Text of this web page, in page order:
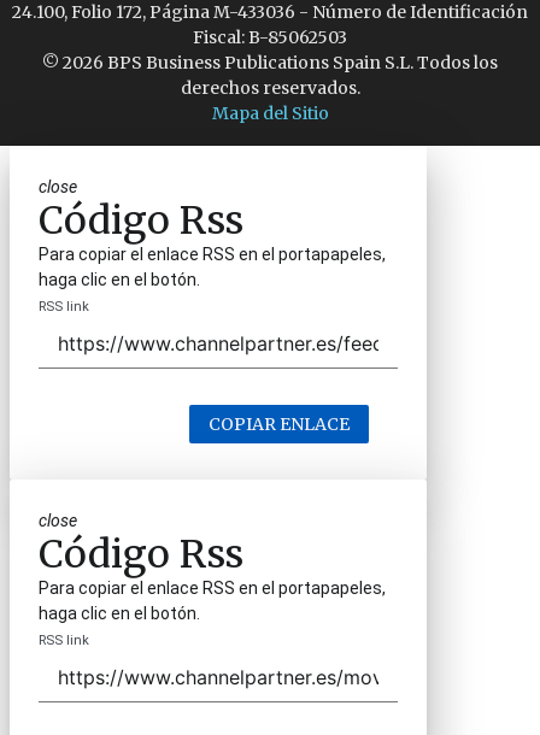
24.100, Folio 172, Página M-433036 - Número de Identificación
Fiscal: B-85062503
© 2026 BPS Business Publications Spain S.L. Todos los
derechos reservados.
Mapa del Sitio
close
Código Rss
Para copiar el enlace RSS en el portapapeles,
haga clic en el botón.
RSS link
COPIAR ENLACE
close
Código Rss
Para copiar el enlace RSS en el portapapeles,
haga clic en el botón.
RSS link